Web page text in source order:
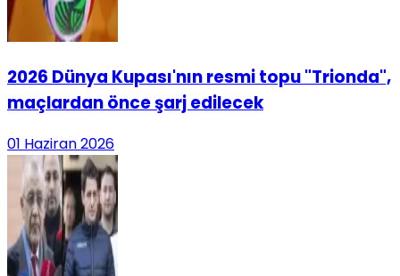
2026 Dünya Kupası'nın resmi topu "Trionda",
maçlardan önce şarj edilecek
01 Haziran 2026